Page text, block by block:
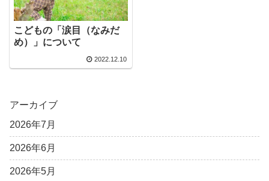
こどもの「涙目（なみだ
め）」について
2022.12.10
アーカイブ
2026年7月
2026年6月
2026年5月